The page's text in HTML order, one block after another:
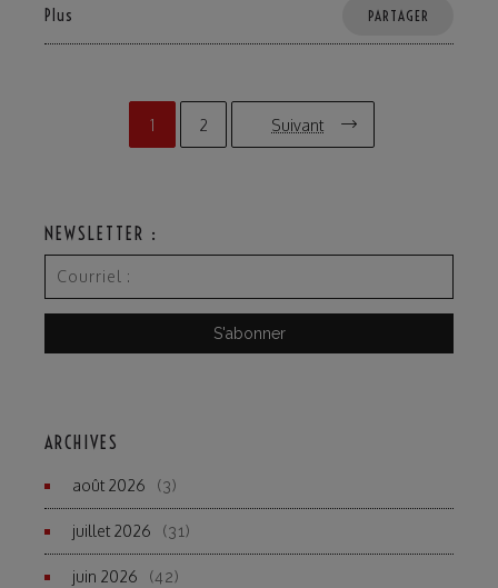
Plus PARTAGER
1 2 Suivant
NEWSLETTER :
ARCHIVES
août 2026 (3)
juillet 2026 (31)
juin 2026 (42)